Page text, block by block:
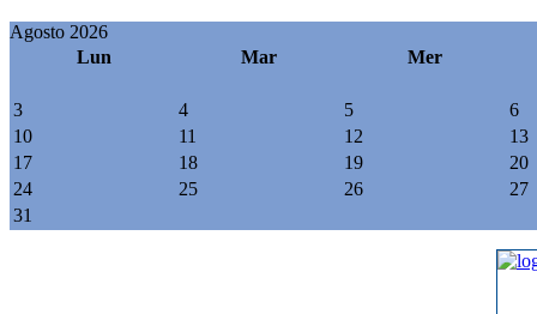
Agosto 2026
Lun
Mar Mer
3 4 5
6
10
11 12
13
17
18 19
20
24
25 26
27
31